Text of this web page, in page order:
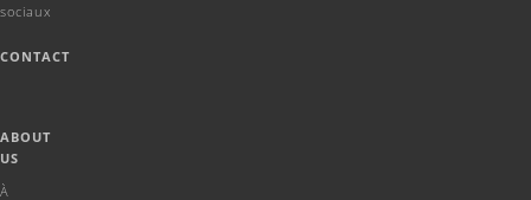
sociaux
CONTACT
ABOUT
US
À